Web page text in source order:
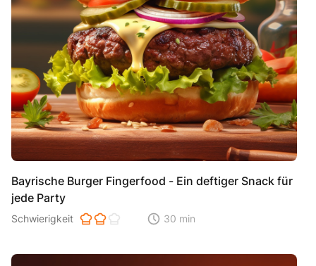
Bayrische Burger Fingerfood - Ein deftiger Snack für
jede Party
Schwierigkeit der Zubereitung. 1 ist einfach 2 ist mittel 3 ist
Schwierigkeit Zeitaufwand der der Zubereitung.
30 min